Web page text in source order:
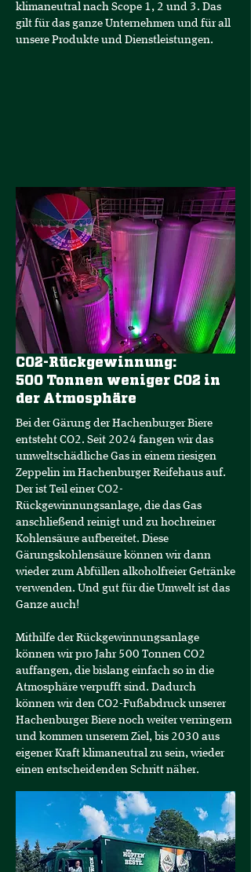
klimaneutral nach Scope 1, 2 und 3. Das
gilt für das ganze Unternehmen und für all
unsere Produkte und Dienstleistungen.
CO2-Rückgewinnung:
500 Tonnen weniger CO2 in
der Atmosphäre
Bei der Gärung der Hachenburger Biere
entsteht CO2. Seit 2024 fangen wir das
umweltschädliche Gas in einem riesigen
Zeppelin im Hachenburger Reifehaus auf.
Der ist Teil einer CO2-
Rückgewinnungsanlage, die das Gas
anschließend reinigt und zu hochreiner
Kohlensäure aufbereitet. Diese
Gärungskohlensäure können wir dann
wieder zum Abfüllen alkoholfreier Getränke
verwenden. Und gut für die Umwelt ist das
Ganze auch!
Mithilfe der Rückgewinnungsanlage
können wir pro Jahr 500 Tonnen CO2
auffangen, die bislang einfach so in die
Atmosphäre verpufft sind. Dadurch
können wir den CO2-Fußabdruck unserer
Hachenburger Biere noch weiter verringern
und kommen unserem Ziel, bis 2030 aus
eigener Kraft klimaneutral zu sein, wieder
einen entscheidenden Schritt näher.